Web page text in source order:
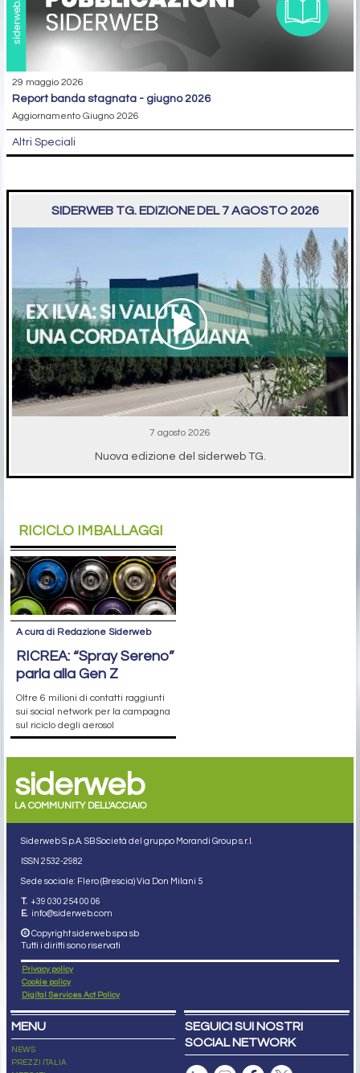
29 maggio 2026
report banda stagnata - giugno 2026
Aggiornamento Giugno 2026
Altri Speciali
SIDERWEB TG. EDIZIONE DEL 7 AGOSTO 2026
7 agosto 2026
Nuova edizione del siderweb TG.
RICICLO IMBALLAGGI
A cura di Redazione Siderweb
RICREA: “Spray Sereno”
parla alla Gen Z
Oltre 6 milioni di contatti raggiunti
sui social network per la campagna
sul riciclo degli aerosol
siderweb
LA COMMUNITY DELL'ACCIAIO
Siderweb S.p.A. SB Società del gruppo Morandi Group s.r.l.
ISSN 2532-2982
Sede sociale: Flero (Brescia) Via Don Milani 5
T. +39 030 254 00 06
E. info@siderweb.com
Copyright siderweb spa sb
Tutti i diritti sono riservati
Privacy policy
Cookie policy
Digital Services Act Policy
MENU
NEWS
PREZZI ITALIA
SEGUICI SUI NOSTRI
SOCIAL NETWORK